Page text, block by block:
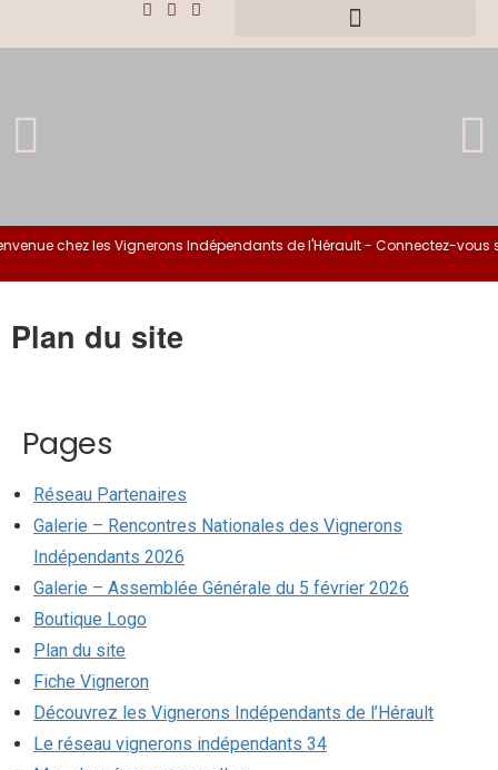
chez les Vignerons Indépendants de l'Hérault - Connectez-vous
Plan du site
Pages
Réseau Partenaires
Galerie – Rencontres Nationales des Vignerons
Indépendants 2026
Galerie – Assemblée Générale du 5 février 2026
Boutique Logo
Plan du site
Fiche Vigneron
Découvrez les Vignerons Indépendants de l’Hérault
Le réseau vignerons indépendants 34